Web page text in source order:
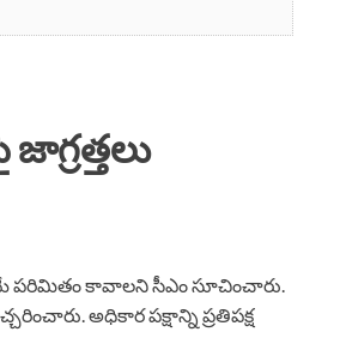
కావాలని సీఎం సూచించారు.
అధికార పక్షాన్ని ప్రతిపక్ష